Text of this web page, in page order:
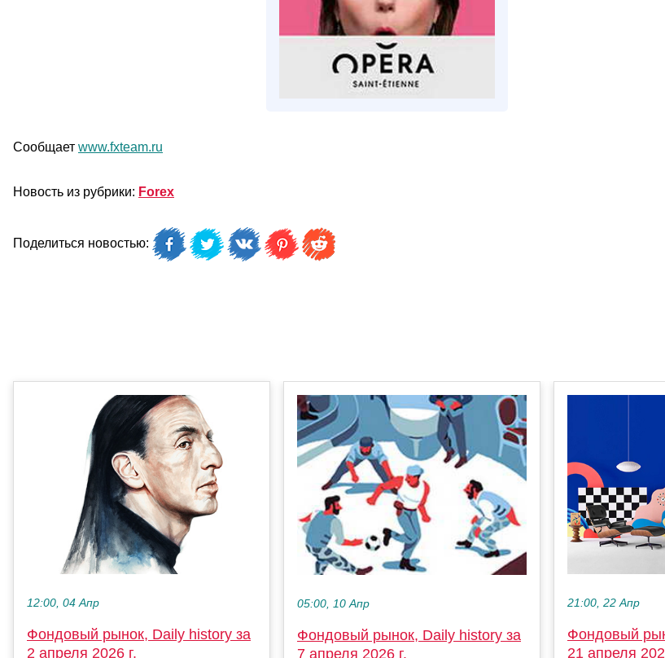
Сообщает www.fxteam.ru
Новость из рубрики: Forex
Поделиться новостью:
12:00, 04 Апр
Фондовый рынок, Daily history за
2 апреля 2026 г.
05:00, 10 Апр
Фондовый рынок, Daily history за
7 апреля 2026 г.
21:00, 22 Апр
Фондовый
21 апреля